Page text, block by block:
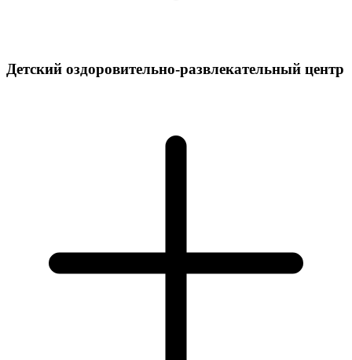
Детский оздоровительно-развлекательный центр